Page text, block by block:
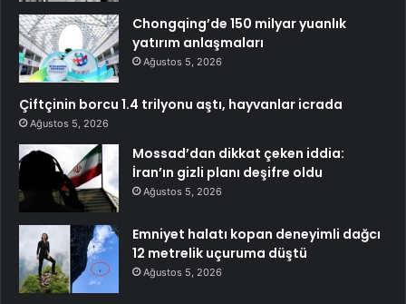
Chongqing’de 150 milyar yuanlık
yatırım anlaşmaları
Ağustos 5, 2026
Çiftçinin borcu 1.4 trilyonu aştı, hayvanlar icrada
Ağustos 5, 2026
Mossad’dan dikkat çeken iddia:
İran’ın gizli planı deşifre oldu
Ağustos 5, 2026
Emniyet halatı kopan deneyimli dağcı
12 metrelik uçuruma düştü
Ağustos 5, 2026